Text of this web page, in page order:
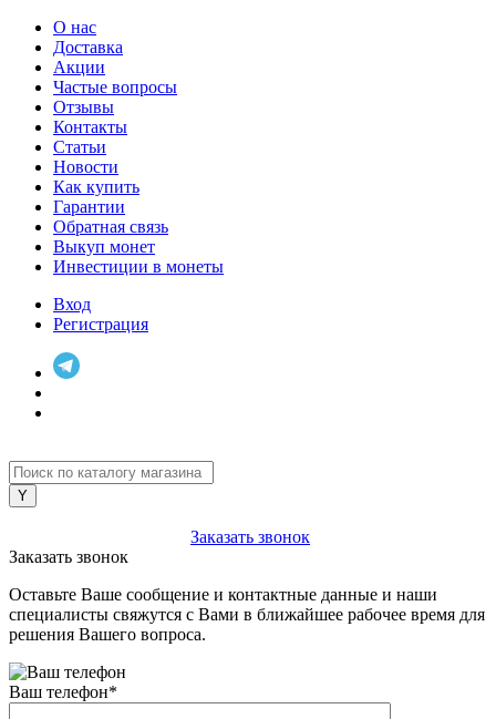
О нас
Доставка
Акции
Частые вопросы
Отзывы
Контакты
Статьи
Новости
Как купить
Гарантии
Обратная связь
Выкуп монет
Инвестиции в монеты
Вход
Регистрация
Заказать звонок
Заказать звонок
Оставьте Ваше сообщение и контактные данные и наши
специалисты свяжутся с Вами в ближайшее рабочее время для
решения Вашего вопроса.
Ваш телефон*